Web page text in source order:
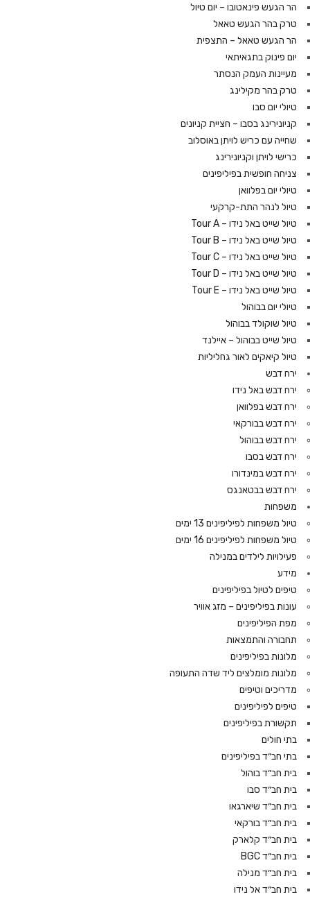
הר הגעש פינאטובו – יום טיול
טרק בהר הגעש טאאל
הר הגעש טאאל – התצפית
יום פינוק בתגאיתאי
מעיינות העמק הנסתר
טרק בהר מקילינג
טיולי יום סבו
קניונירינג בסבו – חציית קניונים
שחייה עם כריש לויתן באוסלוב
כרישי לויתן וקניונירינג
צניחה חופשית בפיליפינים
טיולי יום בפלוואן
טיול לנהר התת-קרקעי
טיול שייט באל נידו – Tour A
טיול שייט באל נידו – Tour B
טיול שייט באל נידו – Tour C
טיול שייט באל נידו – Tour D
טיול שייט באל נידו – Tour E
טיולי יום בבוהול
טיול שוקולד בבוהול
טיול שייט בבוהול – איילנד
טיול קיאקים לאור גחליליות
ירח דבש
ירח דבש באל נידו
ירח דבש בפלוואן
ירח דבש בבורקאי
ירח דבש בבוהול
ירח דבש בסבו
ירח דבש במינדורו
ירח דבש בבטאנגס
משפחות
טיול משפחות לפיליפינים 13 ימים
טיול משפחות לפיליפינים 16 ימים
פעילויות לילדים במנילה
מידע
טיפים לטיול בפיליפינים
עונות בפיליפינים – מזג אוויר
מפת הפיליפינים
תחבורה והתמצאות
מלונות בפיליפינים
מלונות מומלצים ליד שדה התעופה
מדריכים וטיפים
טיפים לפיליפינים
תקשורת בפיליפינים
בתי חולים
בתי חב״ד בפיליפינים
בית חב״ד בוהול
בית חב״ד סבו
בית חב״ד שיארגאו
בית חב״ד בורקאי
בית חב״ד קלארק
בית חב״ד BGC
בית חב״ד מנילה
בית חב״ד אל נידו